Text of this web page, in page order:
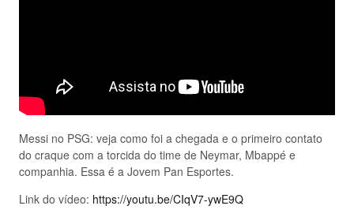
Messi no PSG: veja como foi a chegada e o primeiro contato
do craque com a torcida do time de Neymar, Mbappé e
companhia. Essa é a Jovem Pan Esportes.
Link do vídeo: https://youtu.be/CIqV7-ywE9Q